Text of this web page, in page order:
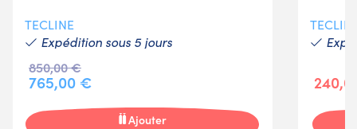
TECLINE
Expédition sous 5 jours
850,00 €
765,00 €
Ajouter